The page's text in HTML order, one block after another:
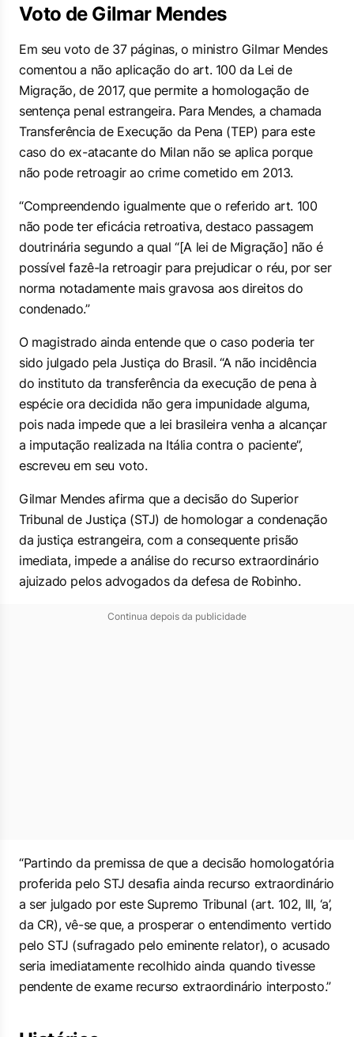
Voto de Gilmar Mendes
Em seu voto de 37 páginas, o ministro Gilmar Mendes
comentou a não aplicação do art. 100 da Lei de
Migração, de 2017, que permite a homologação de
sentença penal estrangeira. Para Mendes, a chamada
Transferência de Execução da Pena (TEP) para este
caso do ex-atacante do Milan não se aplica porque
não pode retroagir ao crime cometido em 2013.
“Compreendendo igualmente que o referido art. 100
não pode ter eficácia retroativa, destaco passagem
doutrinária segundo a qual “[A lei de Migração] não é
possível fazê-la retroagir para prejudicar o réu, por ser
norma notadamente mais gravosa aos direitos do
condenado.”
O magistrado ainda entende que o caso poderia ter
sido julgado pela Justiça do Brasil. “A não incidência
do instituto da transferência da execução de pena à
espécie ora decidida não gera impunidade alguma,
pois nada impede que a lei brasileira venha a alcançar
a imputação realizada na Itália contra o paciente”,
escreveu em seu voto.
Gilmar Mendes afirma que a decisão do Superior
Tribunal de Justiça (STJ) de homologar a condenação
da justiça estrangeira, com a consequente prisão
imediata, impede a análise do recurso extraordinário
ajuizado pelos advogados da defesa de Robinho.
Continua depois da publicidade
“Partindo da premissa de que a decisão homologatória
proferida pelo STJ desafia ainda recurso extraordinário
a ser julgado por este Supremo Tribunal (art. 102, III, ‘a’,
da CR), vê-se que, a prosperar o entendimento vertido
pelo STJ (sufragado pelo eminente relator), o acusado
seria imediatamente recolhido ainda quando tivesse
pendente de exame recurso extraordinário interposto.”